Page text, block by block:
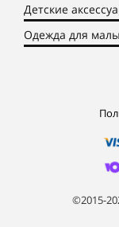
Детские
Одежда для
©2015-